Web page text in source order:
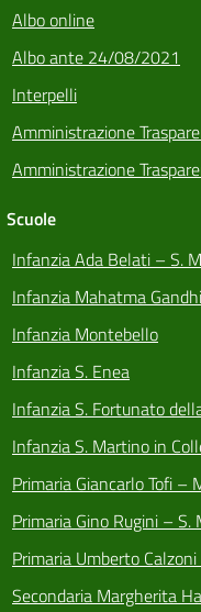
Albo online
Albo ante 24/08/2021
Interpelli
Amministrazione
Amministrazione
Scuole
Infanzia Ada Belati – S.
Infanzia Mahatma
Infanzia Montebello
Infanzia S. Enea
Infanzia S. Fortunato
Infanzia S. Martino in
Primaria Giancarlo Tofi –
Primaria Gino Rugini –
Primaria Umberto
Secondaria Margherita